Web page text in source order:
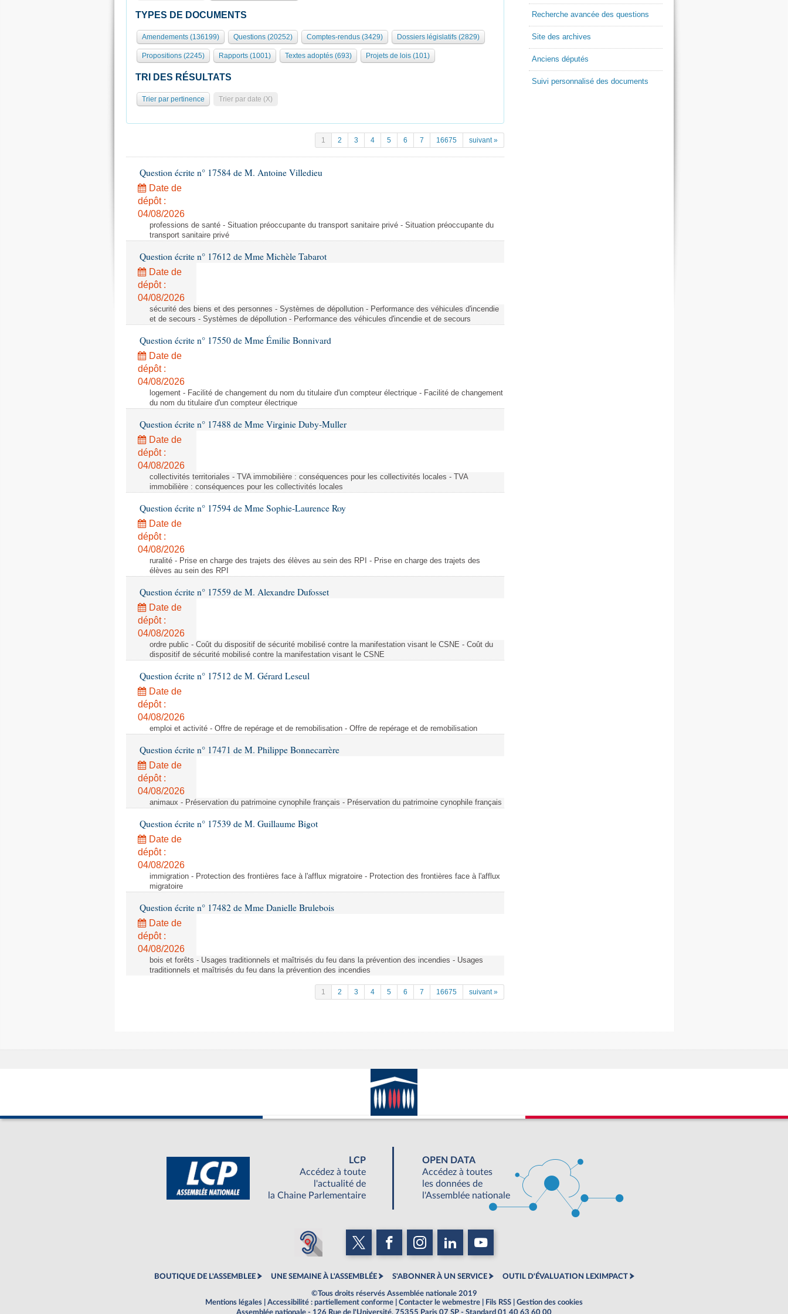
TYPES DE DOCUMENTS
Amendements (136199) Questions (20252) Comptes-rendus (3429) Dossiers législatifs (2829)
Propositions (2245) Rapports (1001) Textes adoptés (693) Projets de lois (101)
TRI DES RÉSULTATS
Trier par pertinence Trier par date (X)
1 2 3 4 5 6 7 16675 suivant »
Question écrite n° 17584 de M. Antoine Villedieu
Date de
dépôt :
04/08/2026
professions de santé - Situation préoccupante du transport sanitaire privé - Situation préoccupante du
transport sanitaire privé
Question écrite n° 17612 de Mme Michèle Tabarot
Date de
dépôt :
04/08/2026
sécurité des biens et des personnes - Systèmes de dépollution - Performance des véhicules d'incendie
et de secours - Systèmes de dépollution - Performance des véhicules d'incendie et de secours
Question écrite n° 17550 de Mme Émilie Bonnivard
Date de
dépôt :
04/08/2026
logement - Facilité de changement du nom du titulaire d'un compteur électrique - Facilité de changement
du nom du titulaire d'un compteur électrique
Question écrite n° 17488 de Mme Virginie Duby-Muller
Date de
dépôt :
04/08/2026
collectivités territoriales - TVA immobilière : conséquences pour les collectivités locales - TVA
immobilière : conséquences pour les collectivités locales
Question écrite n° 17594 de Mme Sophie-Laurence Roy
Date de
dépôt :
04/08/2026
ruralité - Prise en charge des trajets des élèves au sein des RPI - Prise en charge des trajets des
élèves au sein des RPI
Question écrite n° 17559 de M. Alexandre Dufosset
Date de
dépôt :
04/08/2026
ordre public - Coût du dispositif de sécurité mobilisé contre la manifestation visant le CSNE - Coût du
dispositif de sécurité mobilisé contre la manifestation visant le CSNE
Question écrite n° 17512 de M. Gérard Leseul
Date de
dépôt :
04/08/2026
emploi et activité - Offre de repérage et de remobilisation - Offre de repérage et de remobilisation
Question écrite n° 17471 de M. Philippe Bonnecarrère
Date de
dépôt :
04/08/2026
animaux - Préservation du patrimoine cynophile français - Préservation du patrimoine cynophile français
Question écrite n° 17539 de M. Guillaume Bigot
Date de
dépôt :
04/08/2026
immigration - Protection des frontières face à l'afflux migratoire - Protection des frontières face à l'afflux
migratoire
Question écrite n° 17482 de Mme Danielle Brulebois
Date de
dépôt :
04/08/2026
bois et forêts - Usages traditionnels et maîtrisés du feu dans la prévention des incendies - Usages
traditionnels et maîtrisés du feu dans la prévention des incendies
1 2 3 4 5 6 7 16675 suivant »
Recherche avancée des questions
Site des archives
Anciens députés
Suivi personnalisé des documents
LCP
Accédez à toute
l'actualité de
la Chaine Parlementaire
OPEN DATA
Accédez à toutes
les données de
l'Assemblée nationale
BOUTIQUE DE L'ASSEMBLEE UNE SEMAINE À L'ASSEMBLÉE S'ABONNER À UN SERVICE OUTIL D'ÉVALUATION LEXIMPACT
©Tous droits réservés Assemblée nationale 2019
Mentions légales
Accessibilité : partiellement conforme Contacter le webmestre Fils RSS
Gestion des cookies
Assemblée nationale - 126 Rue de l'Université, 75355 Paris 07 SP - Standard 01 40 63 60 00